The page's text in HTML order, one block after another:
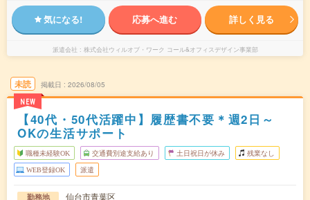
気になる! 応募へ進む 詳しく見る
派遣会社 株式会社ウィルオブ・ワーク コール&オフィスデザイン事業部
未読
NEW
掲載日 2026/08/05
【40代・50代活躍中】履歴書不要＊週2日～
OKの生活サポート
職種未経験OK 交通費別途支給あり 土日祝日が休み 残業なし
WEB登録OK 派遣
勤務地 仙台市青葉区